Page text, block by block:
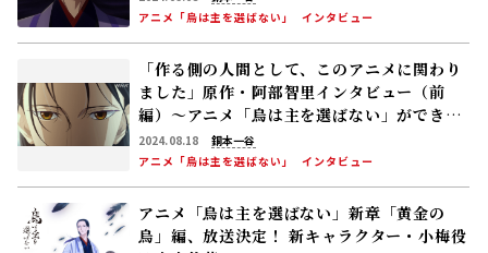
アニメ「烏は主を選ばない」
インタビュー
アニメ「烏は主を選ばない」新章「黄金の
烏」編、放送決定！ 新キャラクター・小梅役
は宮本侑芽
2024.07.05
アニメ「烏は主を選ばない」
トピック
アニメ「烏は主を選ばない」、后選びのバト
ルが佳境に！ 四家四姫インタビュー・前編